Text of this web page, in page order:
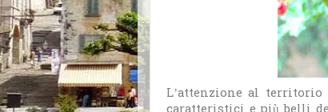
L’attenzione al